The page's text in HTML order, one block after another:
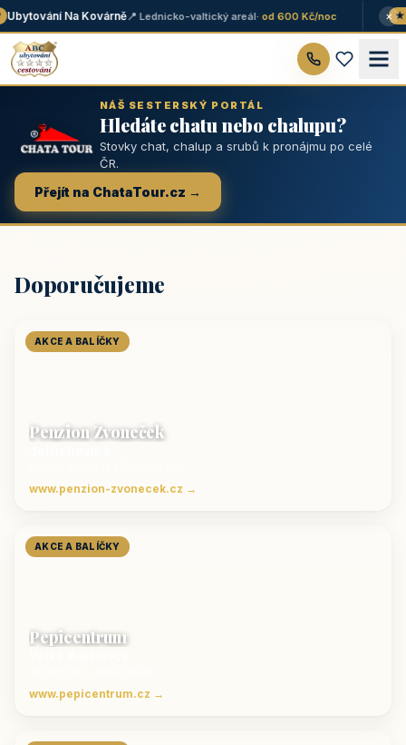
Na Kovárně📍 Lednicko-valtický areál· od 600 Kč/noc ★
×
NÁŠ SESTERSKÝ PORTÁL
Hledáte chatu nebo chalupu?
Stovky chat, chalup a srubů k pronájmu po celé
ČR.
Přejít na ChataTour.cz →
Doporučujeme
AKCE A BALÍČKY
Penzion Zvoneček
www.penzion-zvonecek.cz →
AKCE A BALÍČKY
Pepicentrum
www.pepicentrum.cz →